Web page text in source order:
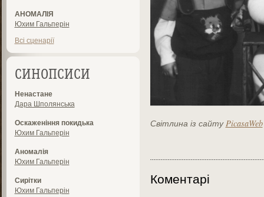
АНОМАЛІЯ
Юхим Гальперін
Всі сценарії
СИНОПСИСИ
Ненастане
Дара Шполянська
Оскаженіння покидька
Юхим Гальперін
Аномалія
Юхим Гальперін
Сирітки
Юхим Гальперін
Світлина із сайтуPicasaWeb
Коментарі